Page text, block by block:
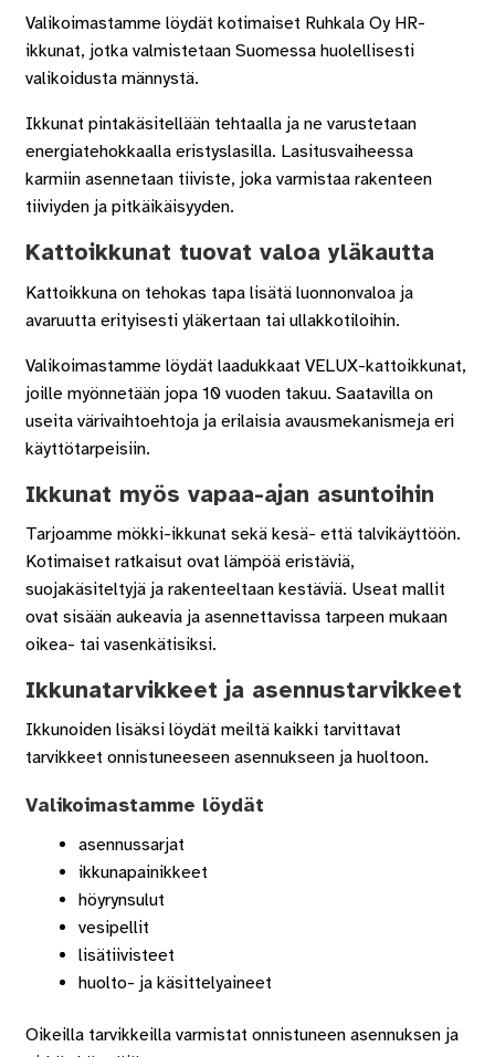
Valikoimastamme löydät kotimaiset Ruhkala Oy HR-
ikkunat, jotka valmistetaan Suomessa huolellisesti
valikoidusta männystä.
Ikkunat pintakäsitellään tehtaalla ja ne varustetaan
energiatehokkaalla eristyslasilla. Lasitusvaiheessa
karmiin asennetaan tiiviste, joka varmistaa rakenteen
tiiviyden ja pitkäikäisyyden.
Kattoikkunat tuovat valoa yläkautta
Kattoikkuna on tehokas tapa lisätä luonnonvaloa ja
avaruutta erityisesti yläkertaan tai ullakkotiloihin.
Valikoimastamme löydät laadukkaat VELUX-kattoikkunat,
joille myönnetään jopa 10 vuoden takuu. Saatavilla on
useita värivaihtoehtoja ja erilaisia avausmekanismeja eri
käyttötarpeisiin.
Ikkunat myös vapaa-ajan asuntoihin
Tarjoamme mökki-ikkunat sekä kesä- että talvikäyttöön.
Kotimaiset ratkaisut ovat lämpöä eristäviä,
suojakäsiteltyjä ja rakenteeltaan kestäviä. Useat mallit
ovat sisään aukeavia ja asennettavissa tarpeen mukaan
oikea- tai vasenkätisiksi.
Ikkunatarvikkeet ja asennustarvikkeet
Ikkunoiden lisäksi löydät meiltä kaikki tarvittavat
tarvikkeet onnistuneeseen asennukseen ja huoltoon.
Valikoimastamme löydät
asennussarjat
ikkunapainikkeet
höyrynsulut
vesipellit
lisätiivisteet
huolto- ja käsittelyaineet
Oikeilla tarvikkeilla varmistat onnistuneen asennuksen ja